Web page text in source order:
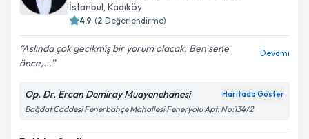
İstanbul, Kadıköy
4.9 (2 Değerlendirme)
Aslında çok gecikmiş bir yorum olacak. Ben sene
önce,...
Devamı
Op. Dr. Ercan Demiray Muayenehanesi Haritada Göster
Bağdat Caddesi Fenerbahçe Mahallesi Feneryolu Apt. No:134/2